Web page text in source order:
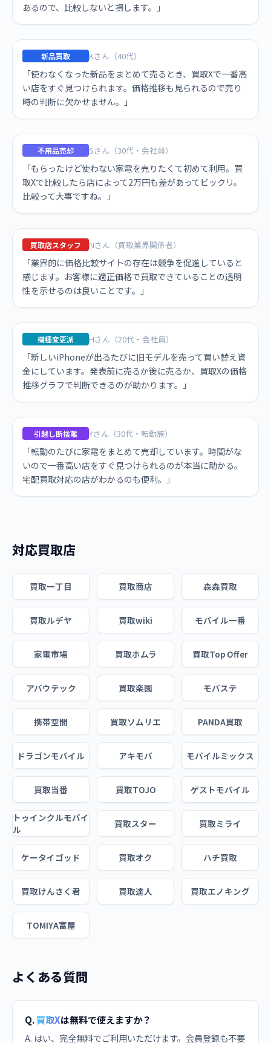
あるので、比較しないと損します。」
新品買取 Kさん（40代）
「使わなくなった新品をまとめて売るとき、買取Xで一番高
い店をすぐ見つけられます。価格推移も見られるので売り
時の判断に欠かせません。」
不用品売却 Sさん（30代・会社員）
「もらったけど使わない家電を売りたくて初めて利用。買
取Xで比較したら店によって2万円も差があってビックリ。
比較って大事ですね。」
買取店スタッフ Nさん（買取業界関係者）
「業界的に価格比較サイトの存在は競争を促進していると
感じます。お客様に適正価格で買取できていることの透明
性を示せるのは良いことです。」
機種変更派 Hさん（20代・会社員）
「新しいiPhoneが出るたびに旧モデルを売って買い替え資
金にしています。発表前に売るか後に売るか、買取Xの価格
推移グラフで判断できるのが助かります。」
引越し断捨離 Yさん（30代・転勤族）
「転勤のたびに家電をまとめて売却しています。時間がな
いので一番高い店をすぐ見つけられるのが本当に助かる。
宅配買取対応の店がわかるのも便利。」
対応買取店
買取一丁目 買取商店 森森買取
買取ルデヤ 買取wiki モバイル一番
家電市場 買取ホムラ 買取Top Offer
アバウテック 買取楽園 モバステ
携帯空間 買取ソムリエ PANDA買取
ドラゴンモバイル アキモバ モバイルミックス
買取当番 買取TOJO ゲストモバイル
トゥインクルモバイ
ル
買取スター 買取ミライ
ケータイゴッド 買取オク ハチ買取
買取けんさく君 買取達人 買取エノキング
TOMIYA富屋
よくある質問
Q.買取Xは無料で使えますか？
A. はい、完全無料でご利用いただけます。会員登録も不要